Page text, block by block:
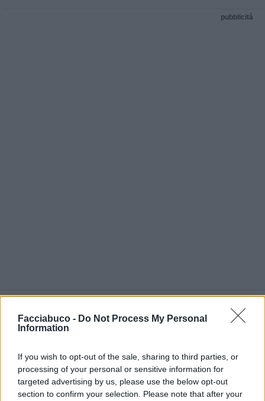
Facciabuco - Do Not Process My Personal
Information
If you wish to opt-out of the sale, sharing to third parties, or
processing of your personal or sensitive information for
targeted advertising by us, please use the below opt-out
section to confirm your selection. Please note that after your
pubblicità
meraviglia 😍😎
·Ti stimo·Rispondi
Anderson1456 :Buongiorno
2